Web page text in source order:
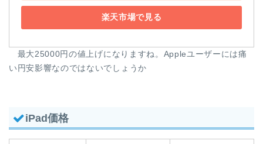
楽天市場で見る
最大25000円の値上げになりますね。Appleユーザーには痛
い円安影響なのではないでしょうか
iPad価格